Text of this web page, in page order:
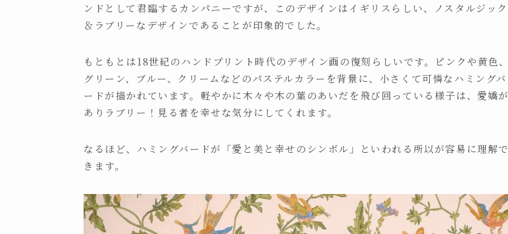
ンドとして君臨するカンパニーですが、このデザインはイギリスらしい、ノスタルジック
＆ラブリーなデザインであることが印象的でした。
もともとは18世紀のハンドプリント時代のデザイン画の復刻らしいです。ピンクや黄色、
グリーン、ブルー、クリームなどのパステルカラーを背景に、小さくて可憐なハミングバ
ードが描かれています。軽やかに木々や木の葉のあいだを飛び回っている様子は、愛嬌が
ありラブリー！見る者を幸せな気分にしてくれます。
なるほど、ハミングバードが「愛と美と幸せのシンボル」といわれる所以が容易に理解で
きます。